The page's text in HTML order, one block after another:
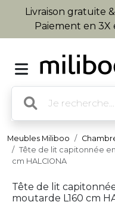
Livraison gratuite
Paiement en 3X
Meubles Miliboo
Tête de lit capitonnée
cm HALCIONA
Tête de lit
moutarde L160 cm